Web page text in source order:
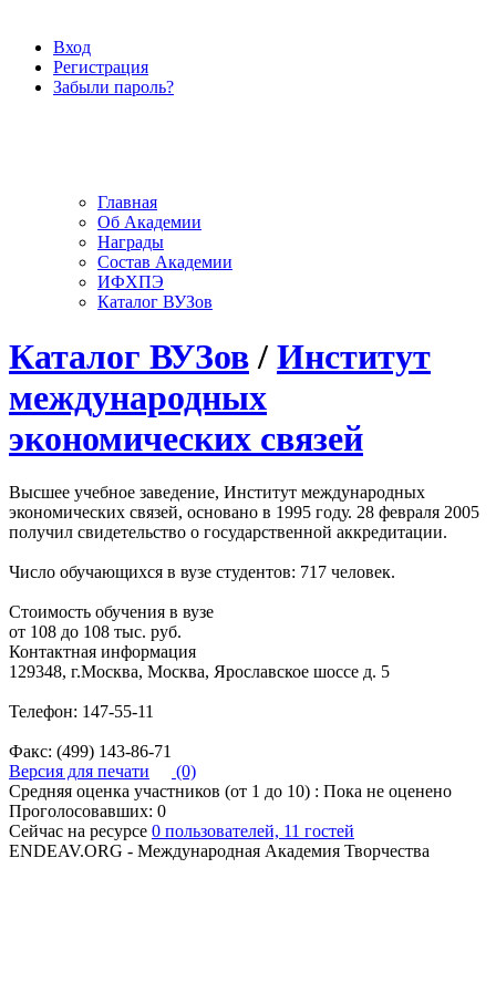
Вход
Регистрация
Забыли пароль?
Главная
Об Академии
Награды
Состав Академии
ИФХПЭ
Каталог ВУЗов
Каталог ВУЗов / Институт
международных
экономических связей
Высшее учебное заведение, Институт международных
экономических связей, основано в 1995 году. 28 февраля 2005
получил свидетельство о государственной аккредитации.
Число обучающихся в вузе студентов: 717 человек.
Стоимость обучения в вузе
от 108 до 108 тыс. руб.
Контактная информация
129348, г.Москва, Москва, Ярославское шоссе д. 5
Телефон: 147-55-11
Факс: (499) 143-86-71
Версия для печати
(0)
Средняя оценка участников (от 1 до 10) : Пока не оценено
Проголосовавших: 0
Сейчас на ресурсе 0 пользователей, 11 гостей
ENDEAV.ORG - Международная Академия Творчества